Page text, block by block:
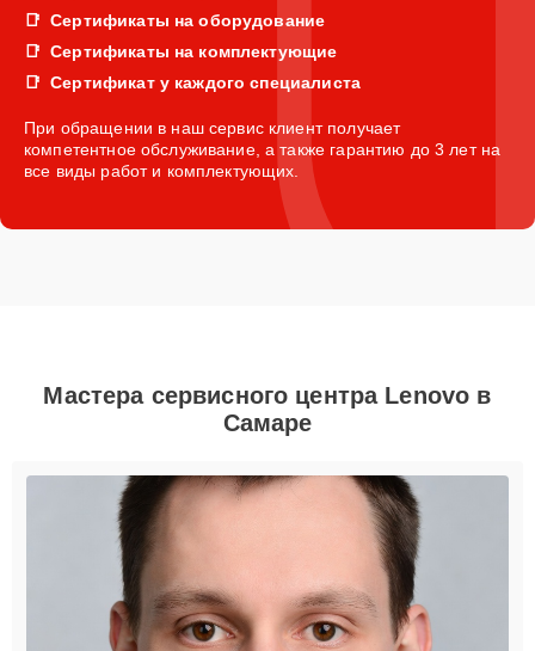
Сертификаты на оборудование
Сертификаты на комплектующие
Сертификат у каждого специалиста
При обращении в наш сервис клиент получает
компетентное обслуживание, а также гарантию до 3 лет на
все виды работ и комплектующих.
Мастера сервисного центра Lenovo в
Самаре